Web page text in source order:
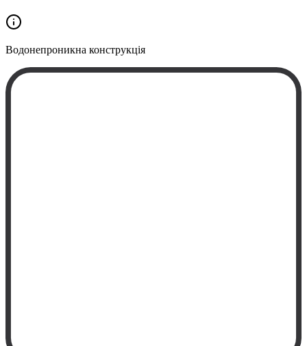
Водонепроникна конструкція